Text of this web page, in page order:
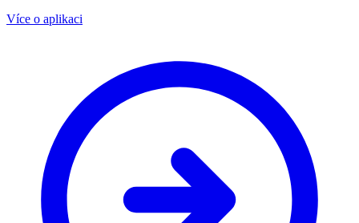
Více o aplikaci